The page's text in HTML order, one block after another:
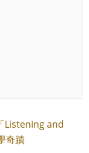
Listening and
奇蹟